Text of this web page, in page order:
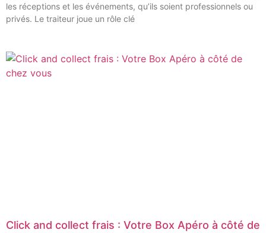
les réceptions et les événements, qu’ils soient professionnels ou
privés. Le traiteur joue un rôle clé
Click and collect frais : Votre Box Apéro à côté de